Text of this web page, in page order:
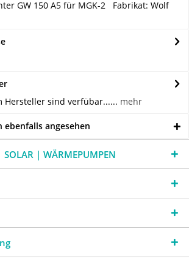
GW 150 A5 für MGK-2 Fabrikat: Wolf
Hersteller sind verfübar...... mehr
ebenfalls angesehen
| WÄRMEPUMPEN